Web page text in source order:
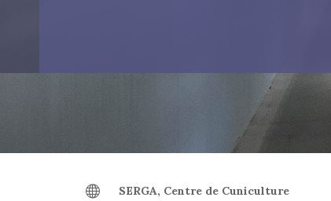
SERGA, Centre de Cuniculture